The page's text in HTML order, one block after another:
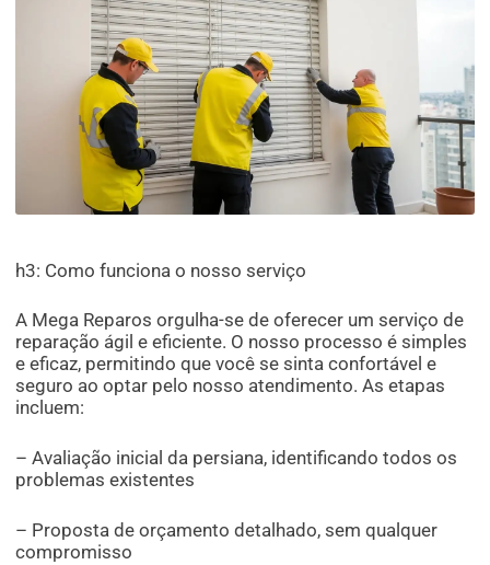
h3: Como funciona o nosso serviço
A Mega Reparos orgulha-se de oferecer um serviço de
reparação ágil e eficiente. O nosso processo é simples
e eficaz, permitindo que você se sinta confortável e
seguro ao optar pelo nosso atendimento. As etapas
incluem:
– Avaliação inicial da persiana, identificando todos os
problemas existentes
– Proposta de orçamento detalhado, sem qualquer
compromisso